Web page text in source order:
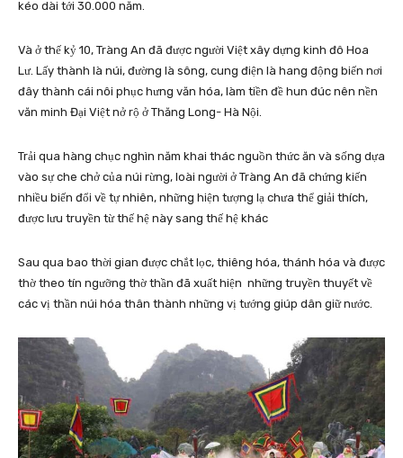
kéo dài tới 30.000 năm.
Và ở thế kỷ 10, Tràng An đã được người Việt xây dựng kinh đô Hoa
Lư. Lấy thành là núi, đường là sông, cung điện là hang động biến nơi
đây thành cái nôi phục hưng văn hóa, làm tiền đề hun đúc nên nền
văn minh Đại Việt nở rộ ở Thăng Long- Hà Nội.
Trải qua hàng chục nghìn năm khai thác nguồn thức ăn và sống dựa
vào sự che chở của núi rừng, loài người ở Tràng An đã chứng kiến
nhiều biến đổi về tự nhiên, những hiện tượng lạ chưa thể giải thích,
được lưu truyền từ thế hệ này sang thế hệ khác
Sau qua bao thời gian được chắt lọc, thiêng hóa, thánh hóa và được
thờ theo tín ngưỡng thờ thần đã xuất hiện những truyền thuyết về
các vị thần núi hóa thân thành những vị tướng giúp dân giữ nước.